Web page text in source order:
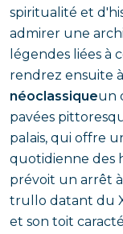
spiritualité et
admirer une
légendes liées à
rendrez ensuite
néoclassiqueun
pavées
palais, qui offre
quotidienne des
prévoit un arrêt
trullo datant du
et son toit